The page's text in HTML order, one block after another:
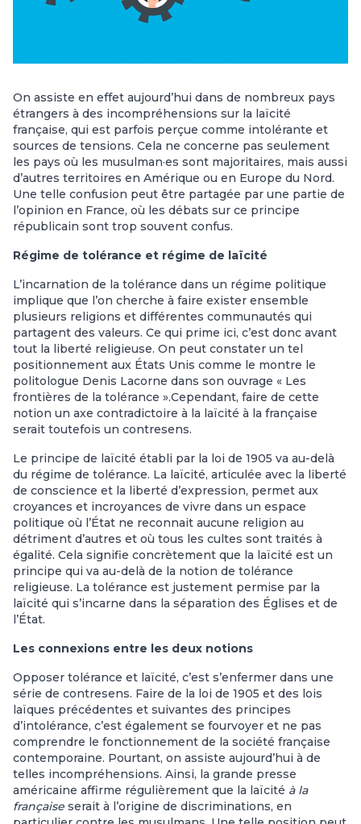
On assiste en effet aujourd’hui dans de nombreux pays
étrangers à des incompréhensions sur la laïcité
française, qui est parfois perçue comme intolérante et
sources de tensions. Cela ne concerne pas seulement
les pays où les musulman·es sont majoritaires, mais aussi
d’autres territoires en Amérique ou en Europe du Nord.
Une telle confusion peut être partagée par une partie de
l’opinion en France, où les débats sur ce principe
républicain sont trop souvent confus.
Régime de tolérance et régime de laïcité
L’incarnation de la tolérance dans un régime politique
implique que l’on cherche à faire exister ensemble
plusieurs religions et différentes communautés qui
partagent des valeurs. Ce qui prime ici, c’est donc avant
tout la liberté religieuse. On peut constater un tel
positionnement aux États Unis comme le montre le
politologue Denis Lacorne dans son ouvrage « Les
frontières de la tolérance ».Cependant, faire de cette
notion un axe contradictoire à la laïcité à la française
serait toutefois un contresens.
Le principe de laïcité établi par la loi de 1905 va au-delà
du régime de tolérance. La laïcité, articulée avec la liberté
de conscience et la liberté d’expression, permet aux
croyances et incroyances de vivre dans un espace
politique où l’État ne reconnait aucune religion au
détriment d’autres et où tous les cultes sont traités à
égalité. Cela signifie concrètement que la laïcité est un
principe qui va au-delà de la notion de tolérance
religieuse. La tolérance est justement permise par la
laïcité qui s’incarne dans la séparation des Églises et de
l’État.
Les connexions entre les deux notions
Opposer tolérance et laïcité, c’est s’enfermer dans une
série de contresens. Faire de la loi de 1905 et des lois
laïques précédentes et suivantes des principes
d’intolérance, c’est également se fourvoyer et ne pas
comprendre le fonctionnement de la société française
contemporaine. Pourtant, on assiste aujourd’hui à de
telles incompréhensions. Ainsi, la grande presse
américaine affirme régulièrement que la laïcité à la
française serait à l’origine de discriminations, en